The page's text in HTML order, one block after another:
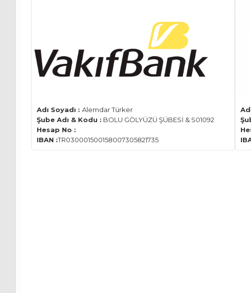
Adı Soyadı : Alemdar Türker
Şube Adı & Kodu : BOLU GÖLYÜZÜ ŞÜBESİ & S01092
Hesap No :
IBAN :TR030001500158007305821735